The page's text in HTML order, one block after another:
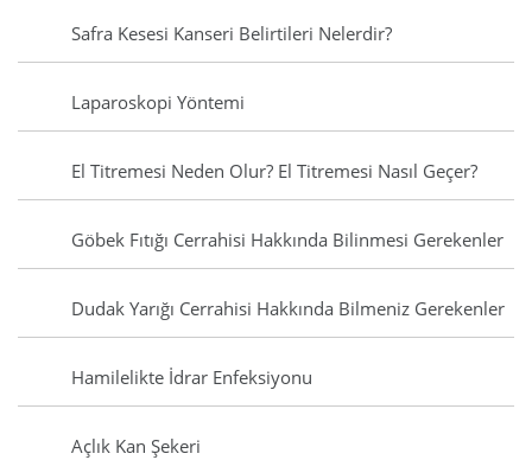
Safra Kesesi Kanseri Belirtileri Nelerdir?
Laparoskopi Yöntemi
El Titremesi Neden Olur? El Titremesi Nasıl Geçer?
Göbek Fıtığı Cerrahisi Hakkında Bilinmesi Gerekenler
Dudak Yarığı Cerrahisi Hakkında Bilmeniz Gerekenler
Hamilelikte İdrar Enfeksiyonu
Açlık Kan Şekeri